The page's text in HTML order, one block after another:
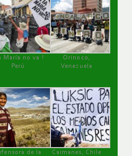
María no va !
Perú
Orinoco,
Venezuela
de la
Caimanes, Chile